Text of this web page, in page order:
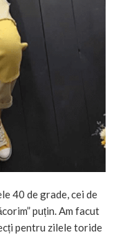
40 de grade, cei de
puțin. Am facut
pentru zilele toride